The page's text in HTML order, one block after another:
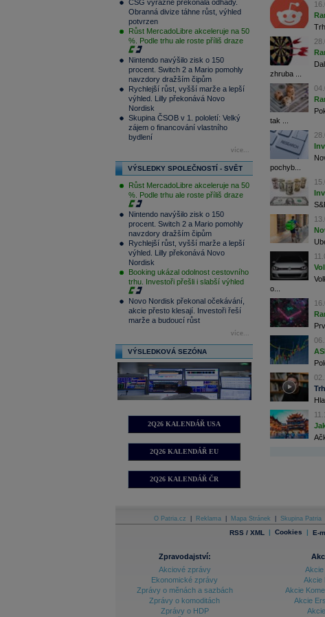
CSG výrazně překonala odhady.
Obranná divize táhne růst, výhled
potvrzen
Růst MercadoLibre akceleruje na 50
%. Podle trhu ale roste příliš draze
Nintendo navýšilo zisk o 150
procent. Switch 2 a Mario pomohly
navzdory dražším čipům
Rychlejší růst, vyšší marže a lepší
výhled. Lilly překonává Novo
Nordisk
Skupina ČSOB v 1. pololetí: Velký
zájem o financování vlastního
bydlení
více...
VÝSLEDKY SPOLEČNOSTÍ - SVĚT
Růst MercadoLibre akceleruje na 50
%. Podle trhu ale roste příliš draze
Nintendo navýšilo zisk o 150
procent. Switch 2 a Mario pomohly
navzdory dražším čipům
Rychlejší růst, vyšší marže a lepší
výhled. Lilly překonává Novo
Nordisk
Booking ukázal odolnost cestovního
trhu. Investoři přešli i slabší výhled
Novo Nordisk překonal očekávání,
akcie přesto klesají. Investoři řeší
marže a budoucí růst
více...
VÝSLEDKOVÁ SEZÓNA
2Q26 KALENDÁŘ USA
2Q26 KALENDÁŘ EU
2Q26 KALENDÁŘ ČR
zhruba ...
tak ...
pochyb...
o...
O Patria.cz Reklama Mapa Stránek Skupina Patria
RSS / XML | Cookies | E-
Zpravodajství:
Akciové zprávy
Ekonomické zprávy
Zprávy o měnách a sazbách
Zprávy o komoditách
Zprávy o HDP
Akcie
Akcie
Akcie
Akcie